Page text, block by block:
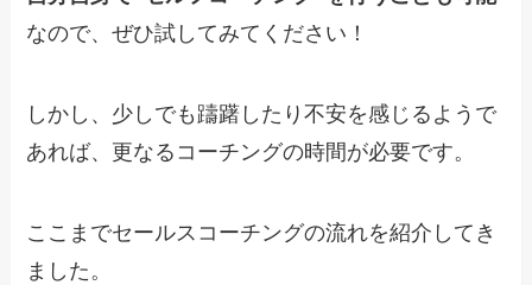
なので、ぜひ試してみてください！
しかし、少しでも躊躇したり不安を感じるようで
あれば、更なるコーチングの時間が必要です。
ここまでセールスコーチングの流れを紹介してき
ました。